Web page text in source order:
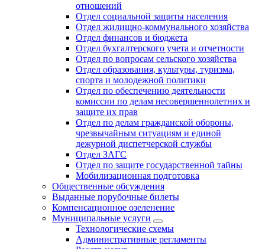
отношений
Отдел социальной защиты населения
Отдел жилищно-коммунального хозяйства
Отдел финансов и бюджета
Отдел бухгалтерского учета и отчетности
Отдел по вопросам сельского хозяйства
Отдел образования, культуры, туризма,
спорта и молодежной политики
Отдел по обеспечению деятельности
комиссии по делам несовершеннолетних и
защите их прав
Отдел по делам гражданской обороны,
чрезвычайным ситуациям и единой
дежурной диспетчерской службы
Отдел ЗАГС
Отдел по защите государственной тайны
Мобилизационная подготовка
Общественные обсуждения
Выданные порубочные билеты
Компенсационное озеленение
Муниципальные услуги
Технологические схемы
Административные регламенты